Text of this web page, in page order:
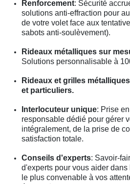
Renforcement: Sécurité
solutions anti-effraction pour
de votre volet face aux
sabots anti-soulèvement).
Rideaux métalliques sur
Solutions personnalisable à
Rideaux et grilles
et particuliers.
Interlocuteur unique: Prise
responsable dédié pour gérer
intégralement, de la prise de
satisfaction totale.
Conseils d'experts: Savoir-
d'experts pour vous aider
le plus convenable à vos